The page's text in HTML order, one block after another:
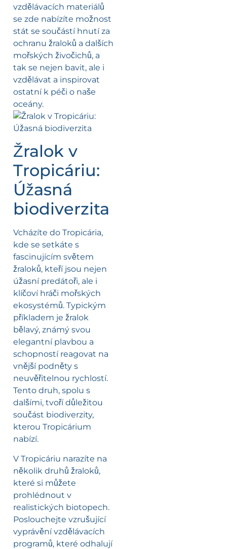
vzdělávacích materiálů
se zde nabízíte možnost
stát se součástí hnutí za
ochranu žraloků a dalších
mořských živočichů, a
tak se nejen bavit, ale i
vzdělávat a inspirovat
ostatní k péči o naše
oceány.
Žralok v
Tropicáriu:
Úžasná
biodiverzita
Vcházíte do Tropicária,
kde se setkáte s
fascinujícím světem
žraloků, kteří jsou nejen
úžasní predátoři, ale i
klíčoví hráči mořských
ekosystémů. Typickým
příkladem je žralok
bělavý, známý svou
elegantní plavbou a
schopností reagovat na
vnější podněty s
neuvěřitelnou rychlostí.
Tento druh, spolu s
dalšími, tvoří důležitou
součást biodiverzity,
kterou Tropicárium
nabízí.
V Tropicáriu narazíte na
několik druhů žraloků,
které si můžete
prohlédnout v
realistických biotopech.
Poslouchejte vzrušující
vyprávění vzdělávacích
programů, které odhalují